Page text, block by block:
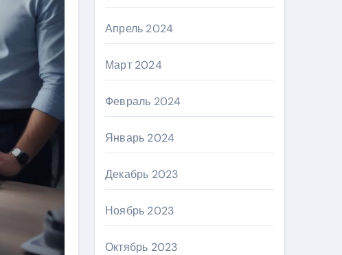
Апрель 2024
Март 2024
Февраль 2024
Январь 2024
Декабрь 2023
Ноябрь 2023
Октябрь 2023